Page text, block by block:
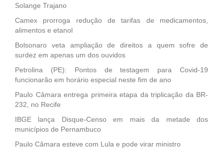
Solange Trajano
Camex prorroga redução de tarifas de medicamentos,
alimentos e etanol
Bolsonaro veta ampliação de direitos a quem sofre de
surdez em apenas um dos ouvidos
Petrolina (PE): Pontos de testagem para Covid-19
funcionarão em horário especial neste fim de ano
Paulo Câmara entrega primeira etapa da triplicação da BR-
232, no Recife
IBGE lança Disque-Censo em mais da metade dos
municípios de Pernambuco
Paulo Câmara esteve com Lula e pode virar ministro